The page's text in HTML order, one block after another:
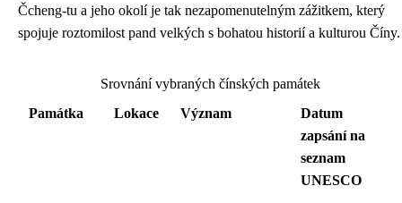
Čcheng-tu a jeho okolí je tak nezapomenutelným zážitkem, který
spojuje roztomilost pand velkých s bohatou historií a kulturou Číny.
Srovnání vybraných čínských památek
Památka
Lokace Význam
Datum
zapsání na
seznam
UNESCO